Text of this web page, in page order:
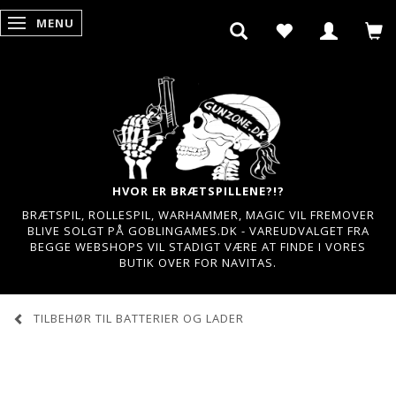
SKIFTE NAVIGATION
MENU
HVOR ER BRÆTSPILLENE?!?
BRÆTSPIL, ROLLESPIL, WARHAMMER, MAGIC VIL FREMOVER
BLIVE SOLGT PÅ GOBLINGAMES.DK - VAREUDVALGET FRA
BEGGE WEBSHOPS VIL STADIGT VÆRE AT FINDE I VORES
BUTIK OVER FOR NAVITAS.
TILBEHØR TIL BATTERIER OG LADER